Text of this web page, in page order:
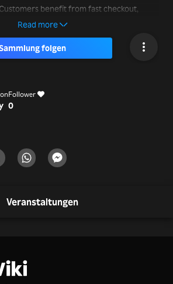
benefit from fast checkout,
and discreet delivery nationwide.
privacy, affordability, and verified
to your needs. Wheth
Read more
folgen
Follower
0
Veranstaltungen